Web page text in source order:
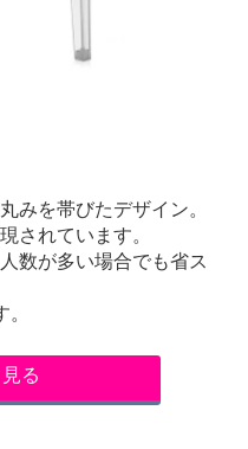
みを帯びたデザイン。
されています。
数が多い場合でも省ス
る